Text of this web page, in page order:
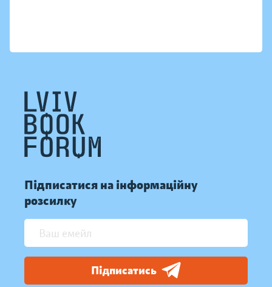
Підписатися на інформаційну
розсилку
Підписатись